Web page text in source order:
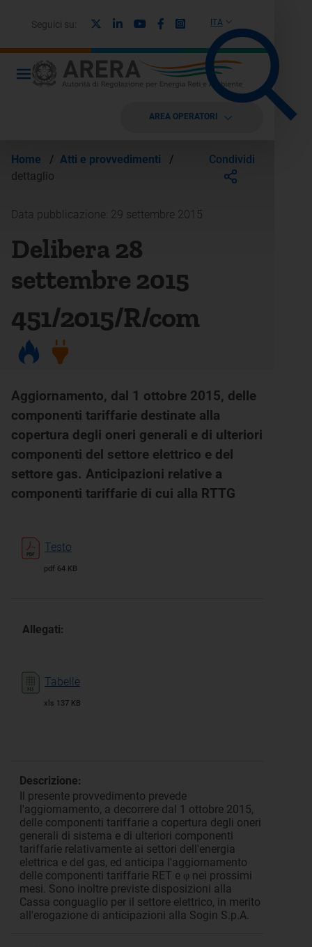
ITA
Seguici su: LinkedinYoutubeFacebook
Instagram
AREA OPERATORI
Home / Atti e provvedimenti
/
dettaglio
Condividi
Data pubblicazione: 29 settembre 2015
Delibera 28
settembre 2015
451/2015/R/com
Aggiornamento, dal 1 ottobre 2015, delle
componenti tariffarie destinate alla
copertura degli oneri generali e di ulteriori
componenti del settore elettrico e del
settore gas. Anticipazioni relative a
componenti tariffarie di cui alla RTTG
Testo
pdf 64 KB
Allegati:
Tabelle
xls 137 KB
Descrizione:
Il presente provvedimento prevede
l'aggiornamento, a decorrere dal 1 ottobre 2015,
delle componenti tariffarie a copertura degli oneri
generali di sistema e di ulteriori componenti
tariffarie relativamente ai settori dell'energia
elettrica e del gas, ed anticipa l'aggiornamento
delle componenti tariffarie RET e φ nei prossimi
mesi. Sono inoltre previste disposizioni alla
Cassa conguaglio per il settore elettrico, in merito
all'erogazione di anticipazioni alla Sogin S.p.A.